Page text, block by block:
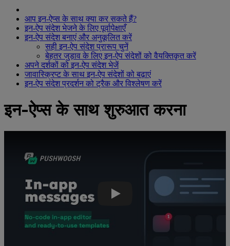
आप इन-ऐप्स के साथ क्या कर सकते हैं?
इन-ऐप संदेश भेजने के लिए पूर्वापेक्षाएँ
इन-ऐप संदेश बनाएं और अनुकूलित करें
सही इन-ऐप संदेश प्रारूप चुनें
बेहतर जुड़ाव के लिए इन-ऐप संदेशों को वैयक्तिकृत करें
अपने दर्शकों को इन-ऐप संदेश भेजें
जावास्क्रिप्ट के साथ इन-ऐप संदेशों को बढ़ाएं
इन-ऐप संदेश प्रदर्शन को ट्रैक और विश्लेषण करें
इन-ऐप्स के साथ शुरुआत करना